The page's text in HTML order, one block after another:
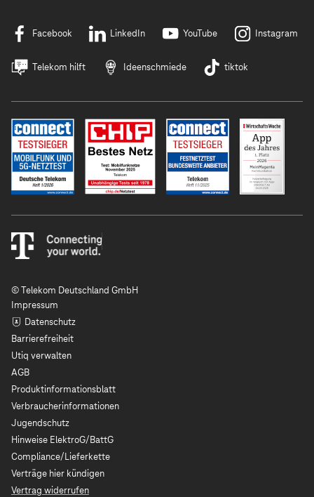
Facebook LinkedIn YouTube Instagram
Telekom hilft Ideenschmiede tiktok
© Telekom Deutschland GmbH
Impressum
Datenschutz
Barrierefreiheit
Utiq verwalten
AGB
Produktinformationsblatt
Verbraucherinformationen
Jugendschutz
Hinweise ElektroG/BattG
Compliance/Lieferkette
Verträge hier kündigen
Vertrag widerrufen